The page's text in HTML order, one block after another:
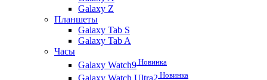
Galaxy Z
Планшеты
Galaxy Tab S
Galaxy Tab A
Часы
Galaxy Watch9 Новинка
Galaxy Watch Ultra2 Новинка